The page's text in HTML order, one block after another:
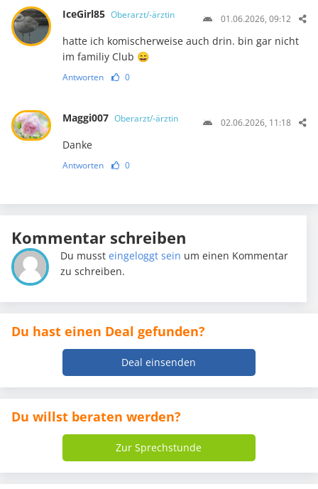
IceGirl85 Oberarzt/-ärztin 01.06.2026, 09:12
hatte ich komischerweise auch drin. bin gar nicht
im familiy Club 😄
Antworten 0
Maggi007 Oberarzt/-ärztin 02.06.2026, 11:18
Danke
Antworten 0
Kommentar schreiben
Du mussteingeloggt sein um einen Kommentar
zu schreiben.
Du hast einen Deal gefunden?
Deal einsenden
Du willst beraten werden?
Zur Sprechstunde